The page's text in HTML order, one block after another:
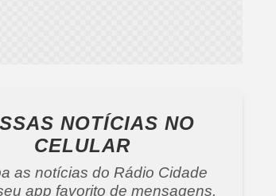
NOTÍCIAS NO
CELULAR
as notícias do Rádio Cidade
app favorito de mensagens.